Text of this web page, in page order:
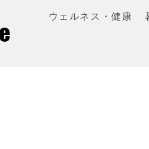
ウェルネス・健康